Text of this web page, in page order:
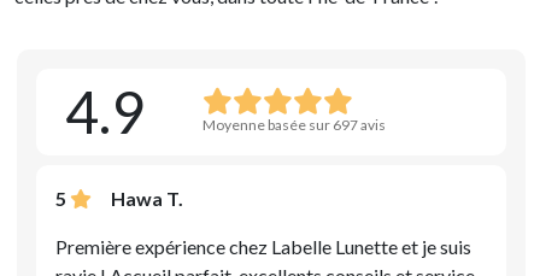
4.9 Moyenne basée sur 697 avis
5 Hawa T.
Première expérience chez Labelle Lunette et je suis